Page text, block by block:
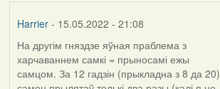
Harrier- 15.05.2022 - 21:08
На другім гняздзе яўная праблема з
харчаваннем самкі = прыносамі ежы
самцом. За 12 гадзін (прыкладна з 8 да 20)